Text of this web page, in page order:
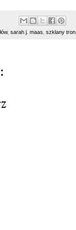
, sarah j. maas szklany tron